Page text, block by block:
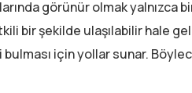
görünür olmak yalnızca
bir şekilde ulaşılabilir hale
için yollar sunar.